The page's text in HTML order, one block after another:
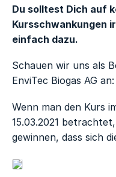
Du solltest Dich auf
Kursschwankungen
einfach dazu.
Schauen wir uns als
EnviTec Biogas AG an:
Wenn man den Kurs
15.03.2021
gewinnen, dass sich